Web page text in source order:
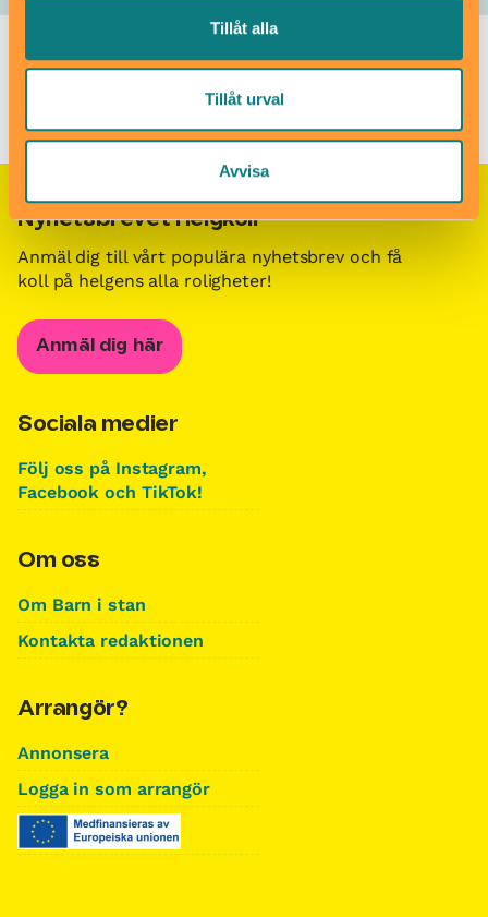
Tillåt alla
Tillåt urval
Avvisa
Barn i stans kalendarium för barn och familjer i Stockholm /
paljetter – piffa discodressen!
Nyhetsbrevet Helgkoll
Anmäl dig till vårt populära nyhetsbrev och få
koll på helgens alla roligheter!
Anmäl dig här
Sociala medier
Följ oss på Instagram,
Facebook och TikTok!
Om oss
Om Barn i stan
Kontakta redaktionen
Arrangör?
Annonsera
Logga in som arrangör